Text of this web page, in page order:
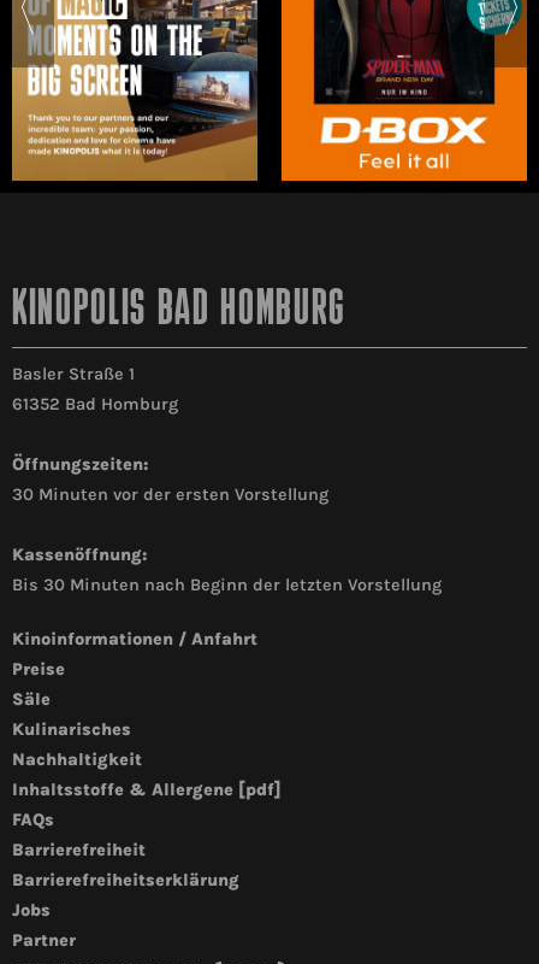
KINOPOLIS BAD HOMBURG
Basler Straße 1
61352 Bad Homburg
Öffnungszeiten:
30 Minuten vor der ersten Vorstellung
Kassenöffnung:
Bis 30 Minuten nach Beginn der letzten Vorstellung
Kinoinformationen / Anfahrt
Preise
Säle
Kulinarisches
Nachhaltigkeit
Inhaltsstoffe & Allergene [pdf]
FAQs
Barrierefreiheit
Barrierefreiheitserklärung
Jobs
Partner